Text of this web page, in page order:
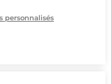
personnalisés